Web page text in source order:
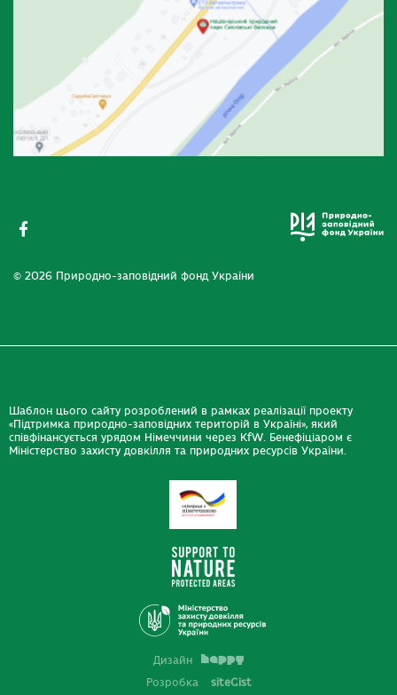
© 2026 Природно-заповідний фонд України
Шаблон цього сайту розроблений в рамках реалізації проекту
«Підтримка природно-заповідних територій в Україні», який
співфінансується урядом Німеччини через KfW. Бенефіціаром є
Міністерство захисту довкілля та природних ресурсів України.
Дизайн
Розробка
siteGist